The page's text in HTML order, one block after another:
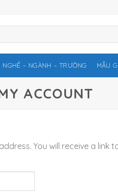
NGHỀ – NGÀNH – TRƯỜNG MẪU
ACCOUNT
You will receive a link